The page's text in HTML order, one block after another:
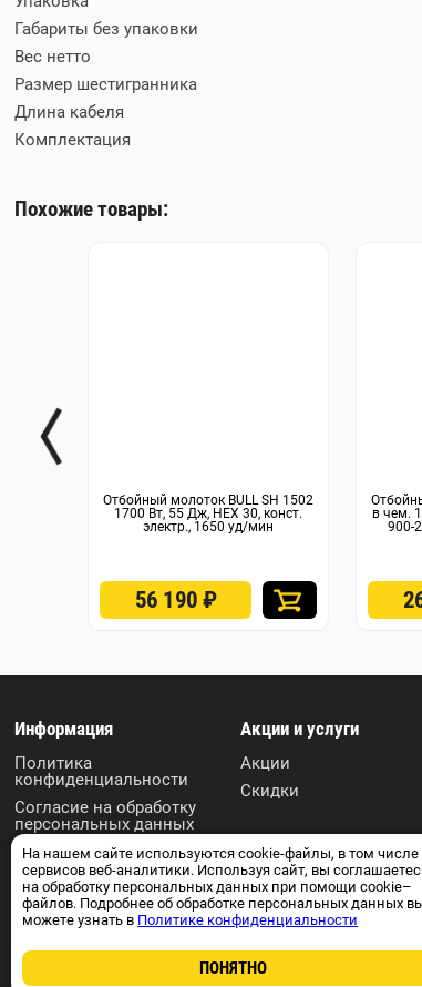
Габариты без упаковки
Вес нетто
Размер шестигранника
Длина кабеля
Комплектация
Похожие товары:
Отбойный молоток BULL SH 1502
1700 Вт, 55 Дж, HEX 30, конст.
электр., 1650 уд/мин
56 190₽
в чем.
900-
Информация
Политика
конфиденциальности
Согласие на обработку
персональных данных
Пользовательское
соглашение
Контакты
Акции и услуги
Акции
Скидки
На нашем сайте используются cookie-файлы, в том числе
сервисов веб-аналитики. Используя сайт, вы
на обработку персональных данных при помощи cookie–
файлов. Подробнее об обработке персональных данных
можете узнать в Политике конфиденциальности
ПОНЯТНО